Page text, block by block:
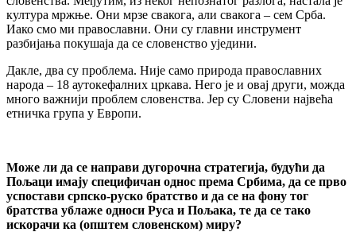
култура мржње. Они мрзе свакога, али свакога – сем Срба.
Иако смо ми православни. Они су главни инструмент
разбијања покушаја да се словенство уједини.
Дакле, два су проблема. Није само природа православних
народа – 18 аутокефалних цркава. Него је и овај други, можда
много важнији проблем словенства. Јер су Словени највећа
етничка група у Европи.
Може ли да се направи дугорочна стратегија, будући да
Пољаци имају специфичан однос према Србима, да се прво
успостави српско-руско братство и да се на фону тог
братства ублаже односи Руса и Пољака, те да се тако
искорачи ка (општем словенском) миру?